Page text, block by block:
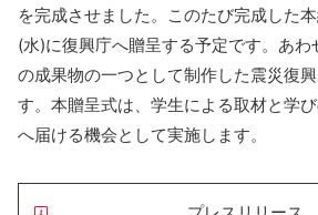
を完成させました。このたび完成した
(水)に復興庁へ贈呈する予定です。あわ
の成果物の一つとして制作した震災復
す。本贈呈式は、学生による取材と学
へ届ける機会として実施します。